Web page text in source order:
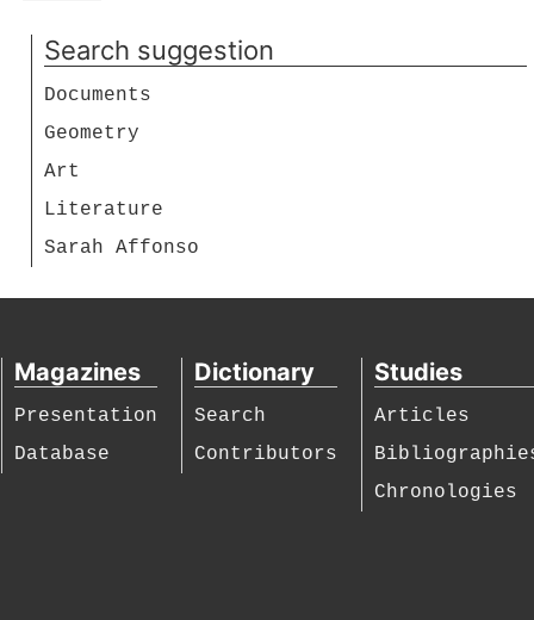
Search suggestion
Documents
Geometry
Art
Literature
Sarah Affonso
Magazines
Presentation
Database
Dictionary
Search
Contributors
Studies
Articles
Chronologies